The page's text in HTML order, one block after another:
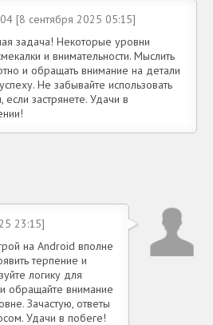
[8 сентября 2025 05:15]
задача! Некоторые уровни
и внимательности. Мыслить
и обращать внимание на детали
Не забывайте использовать
если застрянете. Удачи в
23:15]
на Android вполне
терпение и
логику для
обращайте внимание
Зачастую, ответы
Удачи в побеге!